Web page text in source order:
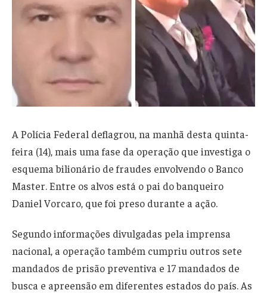
A Polícia Federal deflagrou, na manhã desta quinta-
feira (14), mais uma fase da operação que investiga o
esquema bilionário de fraudes envolvendo o Banco
Master. Entre os alvos está o pai do banqueiro
Daniel Vorcaro, que foi preso durante a ação.
Segundo informações divulgadas pela imprensa
nacional, a operação também cumpriu outros sete
mandados de prisão preventiva e 17 mandados de
busca e apreensão em diferentes estados do país. As